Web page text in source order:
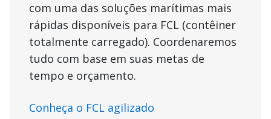
com uma das soluções marítimas mais
rápidas disponíveis para FCL (contêiner
totalmente carregado). Coordenaremos
tudo com base em suas metas de
tempo e orçamento.
Conheça o FCL agilizado